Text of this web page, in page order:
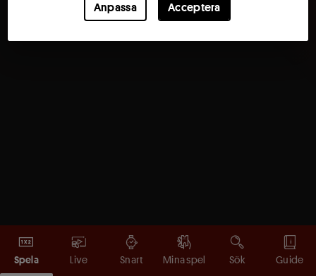
Spela Live Snart Mina spel Sök Guide
Anpassa Acceptera